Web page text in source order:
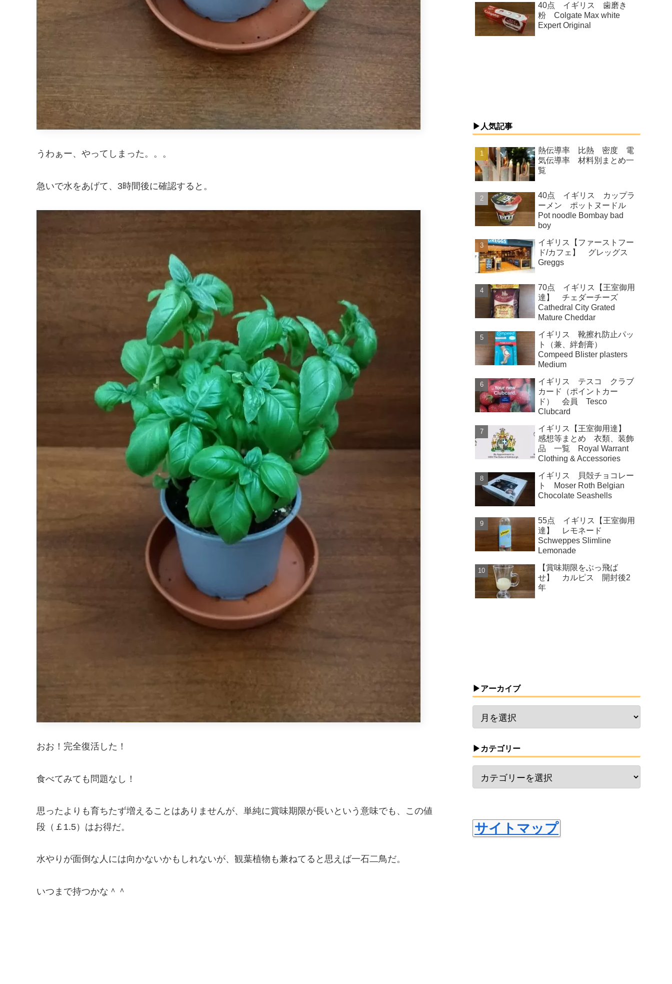
うわぁー、やってしまった。。。
急いで水をあげて、3時間後に確認すると。
おお！完全復活した！
食べてみても問題なし！
思ったよりも育ちたず増えることはありませんが、単純に賞味期限が長いという意味でも、この値
段（￡1.5）はお得だ。
水やりが面倒な人には向かないかもしれないが、観葉植物も兼ねてると思えば一石二鳥だ。
いつまで持つかな＾＾
40点 イギリス 歯磨き
粉 Colgate Max white
Expert Original
▶人気記事
熱伝導率 比熱 密度 電
気伝導率 材料別まとめ一
覧
40点 イギリス カップラ
ーメン ポットヌードル
Pot noodle Bombay bad
boy
イギリス【ファーストフー
ド/カフェ】 グレッグス
Greggs
70点 イギリス【王室御用
達】 チェダーチーズ
Cathedral City Grated
Mature Cheddar
イギリス 靴擦れ防止パッ
ト（兼、絆創膏）
Compeed Blister plasters
Medium
イギリス テスコ クラブ
カード（ポイントカー
ド） 会員 Tesco
Clubcard
イギリス【王室御用達】
感想等まとめ 衣類、装飾
品 一覧 Royal Warrant
Clothing & Accessories
イギリス 貝殻チョコレー
ト Moser Roth Belgian
Chocolate Seashells
55点 イギリス【王室御用
達】 レモネード
Schweppes Slimline
Lemonade
【賞味期限をぶっ飛ば
せ】 カルピス 開封後2
年
▶アーカイブ
▶カテゴリー
サイトマップ